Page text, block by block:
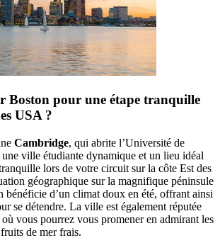
Boston pour une étape tranquille
USA ?
Cambridge, qui abrite l’Université de
une ville étudiante dynamique et un lieu idéal
lors de votre circuit sur la côte Est des
géographique sur la magnifique péninsule
bénéficie d’un climat doux en été, offrant ainsi
se détendre. La ville est également réputée
vous pourrez vous promener en admirant les
de mer frais.